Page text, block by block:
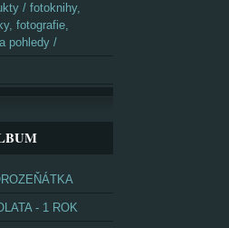
/ fotoknihy,
fotografie,
pohledy /
- 1 ROK